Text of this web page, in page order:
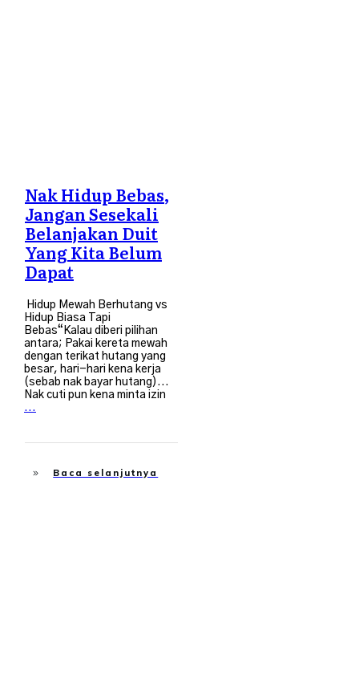
Nak Hidup Bebas,
Jangan Sesekali
Belanjakan Duit
Yang Kita Belum
Dapat
Hidup Mewah Berhutang vs
Hidup Biasa Tapi
Bebas“Kalau diberi pilihan
antara; Pakai kereta mewah
dengan terikat hutang yang
besar, hari-hari kena kerja
(sebab nak bayar hutang)...
Nak cuti pun kena minta izin
...
Baca selanjutnya